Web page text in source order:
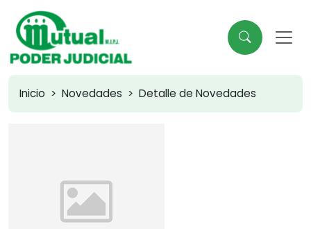
Inicio Novedades Detalle de Novedades